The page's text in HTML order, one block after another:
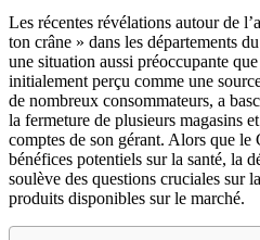
Les récentes révélations autour de
ton crâne » dans les départements
une situation aussi préoccupante
initialement perçu comme une
de nombreux consommateurs, a
la fermeture de plusieurs magasins
comptes de son gérant. Alors que le
bénéfices potentiels sur la santé, la
soulève des questions cruciales sur
produits disponibles sur le marché.